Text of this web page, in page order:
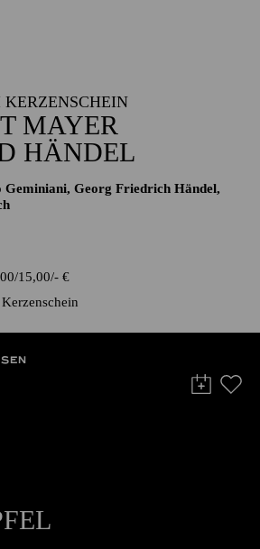
MAYER
HÄNDEL
Geminiani, Georg Friedrich Händel,
15,00 - €